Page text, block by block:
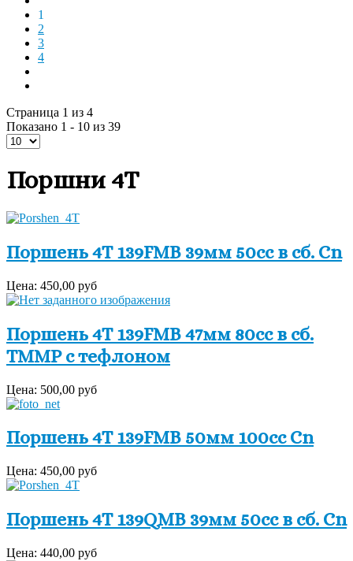
1
2
3
4
Страница 1 из 4
Показано 1 - 10 из 39
Поршни 4Т
Поршень 4Т 139FMB 39мм 50сс в сб. Cn
Цена: 450,00 руб
Поршень 4Т 139FMB 47мм 80cc в сб.
TMMP с тефлоном
Цена: 500,00 руб
Поршень 4Т 139FMB 50мм 100сс Cn
Цена: 450,00 руб
Поршень 4Т 139QMB 39мм 50сс в сб. Cn
Цена: 440,00 руб